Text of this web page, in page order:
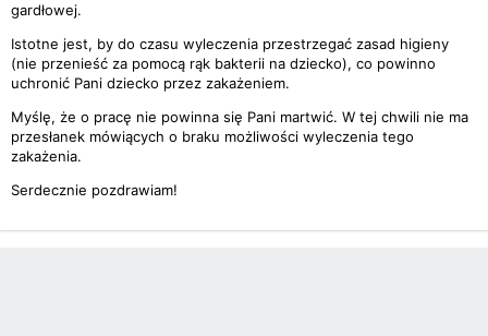
gardłowej.
Istotne jest, by do czasu wyleczenia przestrzegać zasad higieny
(nie przenieść za pomocą rąk bakterii na dziecko), co powinno
uchronić Pani dziecko przez zakażeniem.
Myślę, że o pracę nie powinna się Pani martwić. W tej chwili nie ma
przesłanek mówiących o braku możliwości wyleczenia tego
zakażenia.
Serdecznie pozdrawiam!